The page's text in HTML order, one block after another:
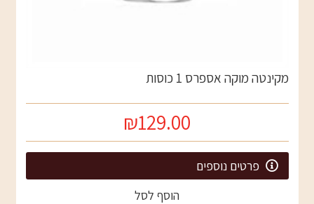
מקינטה מוקה אספרס 1 כוסות
₪129.00
פרטים נוספים
הוסף לסל